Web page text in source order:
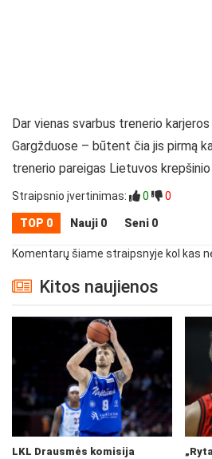
Dar vienas svarbus trenerio
Gargžduose – būtent čia jis pirmą
trenerio pareigas Lietuvos
Straipsnio įvertinimas: 0 0
TOP 0 Nauji 0 Seni 0
Komentarų šiame straipsnyje kol kas
Kitos naujienos
LKL Drausmės komisija